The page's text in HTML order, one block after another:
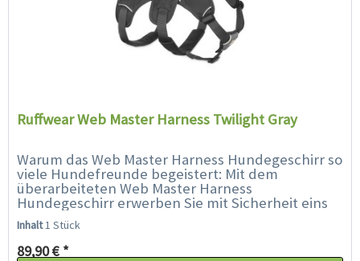
Ruffwear Web Master Harness Twilight Gray
Warum das Web Master Harness Hundegeschirr so
viele Hundefreunde begeistert: Mit dem
überarbeiteten Web Master Harness
Hundegeschirr erwerben Sie mit Sicherheit eins
der besten Hundegeschirre auf dem Markt.
Ursprünglich designed, um...
Inhalt1 Stück
89,90 € *